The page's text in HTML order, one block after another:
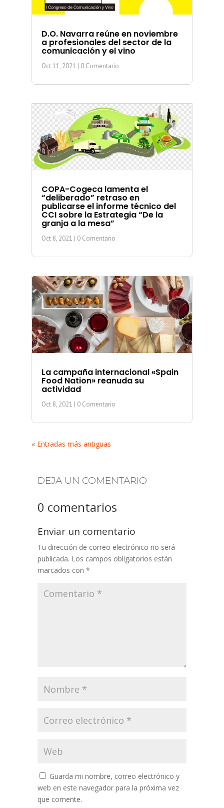
D.O. Navarra reúne en noviembre
a profesionales del sector de la
comunicación y el vino
Oct 11, 2021 | 0 Comentario
COPA-Cogeca lamenta el
“deliberado” retraso en
publicarse el informe técnico del
CCI sobre la Estrategia “De la
granja a la mesa”
Oct 8, 2021 | 0 Comentario
La campaña internacional «Spain
Food Nation» reanuda su
actividad
Oct 8, 2021 | 0 Comentario
« Entradas más antiguas
DEJA UN COMENTARIO
0 comentarios
Enviar un comentario
Tu dirección de correo electrónico no será
publicada. Los campos obligatorios están
marcados con *
Guarda mi nombre, correo electrónico y
web en este navegador para la próxima vez
que comente.